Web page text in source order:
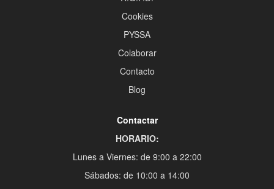
Cookies
PYSSA
Colaborar
Contacto
Blog
Contactar
HORARIO:
Lunes a Viernes: de 9:00 a 22:00
Sábados: de 10:00 a 14:00